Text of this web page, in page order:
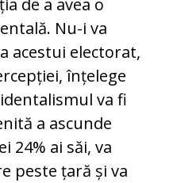
de a avea o
Nu-i va
acestui electorat,
înțelege
va fi
a ascunde
24% ai săi, va
peste țară și va